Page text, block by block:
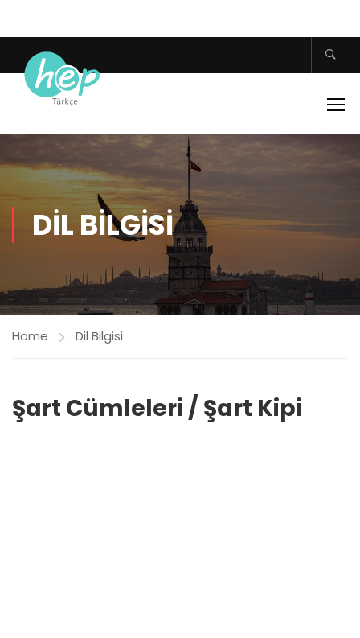
DIL BILGISI
Home Dil Bilgisi
Şart Cümleleri / Şart Kipi